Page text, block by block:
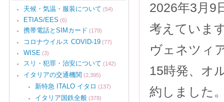
2026年3月9
考えていま
ヴェネツィ
15時発、オ
約しました
天候・気温・服装について (54)
ETIAS/EES (6)
携帯電話とSIMカード (179)
コロナウイルス COVID-19 (77)
WISE (3)
スリ・犯罪・治安について (142)
イタリアの交通機関 (2,395)
新特急 ITALO イタロ (137)
イタリア国鉄全般 (378)